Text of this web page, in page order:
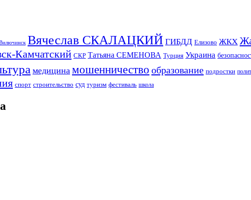
Вячеслав СКАЛАЦКИЙ ГИБДД Елизово ЖКХ
Камчатский СКР Татьяна СЕМЕНОВА Турция Украина
медицина мошенничество образование подростки
спорт строительство суд туризм фестиваль школа
ИЗДАНИЕ